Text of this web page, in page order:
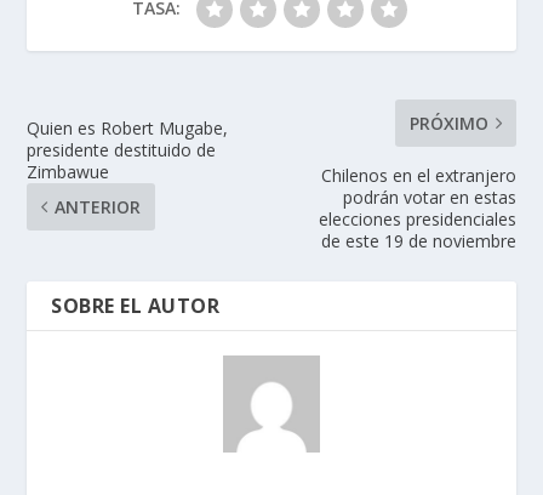
TASA:
Quien es Robert Mugabe,
presidente destituido de
Zimbawue
ANTERIOR
PRÓXIMO
Chilenos en el extranjero
podrán votar en estas
elecciones presidenciales
de este 19 de noviembre
SOBRE EL AUTOR